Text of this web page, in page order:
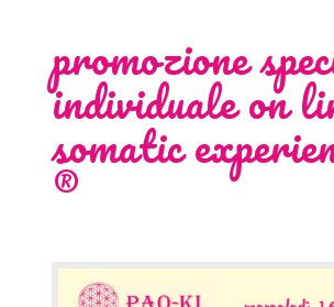
promozione
individuale on
somatic
®